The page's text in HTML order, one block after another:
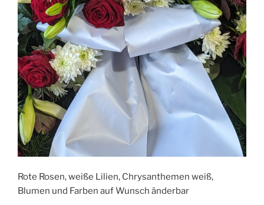
Rote Rosen, weiße Lilien, Chrysanthemen weiß,
Blumen und Farben auf Wunsch änderbar